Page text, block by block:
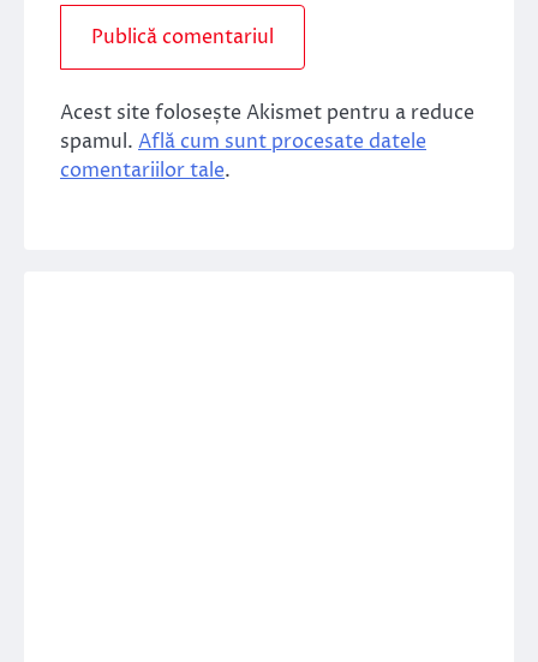
Acest site folosește Akismet pentru a reduce
spamul. Află cum sunt procesate datele
comentariilor tale.